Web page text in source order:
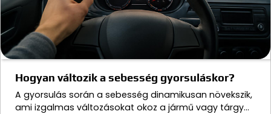
Hogyan változik a sebesség gyorsuláskor?
A gyorsulás során a sebesség dinamikusan növekszik,
ami izgalmas változásokat okoz a jármű vagy tárgy…